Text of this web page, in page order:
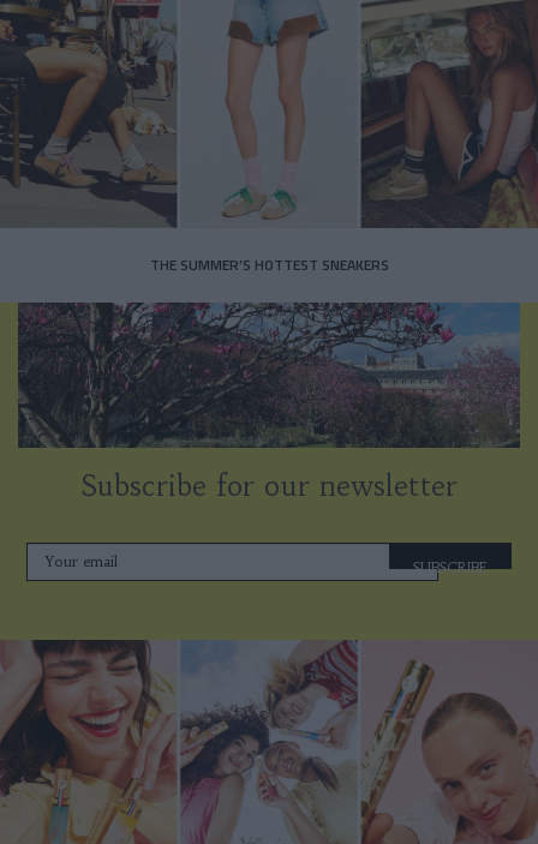
THE SUMMER’S HOTTEST SNEAKERS
Subscribe for our newsletter
SUBSCRIBE